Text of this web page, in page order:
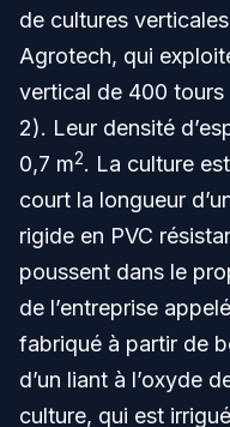
de cultures
Agrotech, qui
vertical de 400
2). Leur densité
0,7 m2. La culture
court la longueur
rigide en PVC
poussent dans le
de l’entreprise
fabriqué à partir de
d’un liant à l’oxyde
culture, qui est